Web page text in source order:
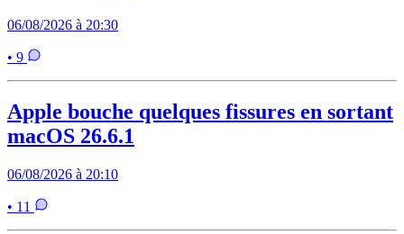
06/08/2026 à 20:30
• 9
Apple bouche quelques fissures en sortant
macOS 26.6.1
06/08/2026 à 20:10
• 11